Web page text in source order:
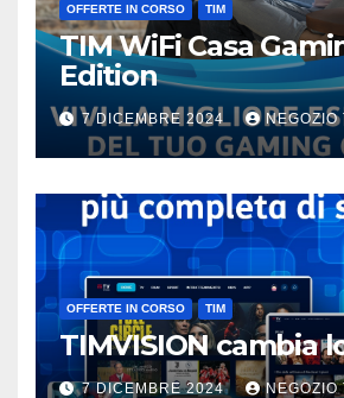
OFFERTE IN CORSO TIM
TIM WiFi Casa
Edition
7 DICEMBRE 2024 NEGOZIO
OFFERTE IN CORSO TIM
TIMVISION cambia
7 DICEMBRE 2024 NEGOZIO